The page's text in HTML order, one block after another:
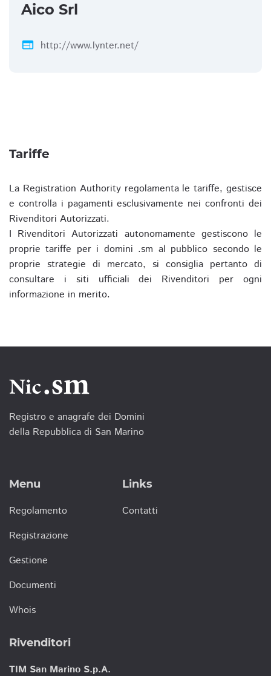
Aico Srl
web http://www.lynter.net/
Tariffe
La Registration Authority regolamenta le tariffe, gestisce
e controlla i pagamenti esclusivamente nei confronti dei
Rivenditori Autorizzati.
I Rivenditori Autorizzati autonomamente gestiscono le
proprie tariffe per i domini .sm al pubblico secondo le
proprie strategie di mercato, si consiglia pertanto di
consultare i siti ufficiali dei Rivenditori per ogni
informazione in merito.
Registro e anagrafe dei Domini
della Repubblica di San Marino
Menu
Regolamento
Registrazione
Gestione
Documenti
Whois
Links
Contatti
Rivenditori
TIM San Marino S.p.A.